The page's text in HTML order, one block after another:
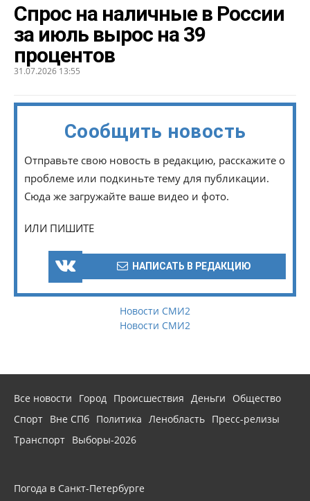
Спрос на наличные в России
за июль вырос на 39
процентов
31.07.2026 13:55
Сообщить новость
Отправьте свою новость в редакцию, расскажите о
проблеме или подкиньте тему для публикации.
Сюда же загружайте ваше видео и фото.
ИЛИ ПИШИТЕ
НАПИСАТЬ В РЕДАКЦИЮ
Новости СМИ2
Новости СМИ2
Все новости Город Происшествия Деньги
Общество
Спорт Вне СПб Политика Ленобласть Пресс-релизы
Транспорт Выборы-2026
Погода в Санкт-Петербурге